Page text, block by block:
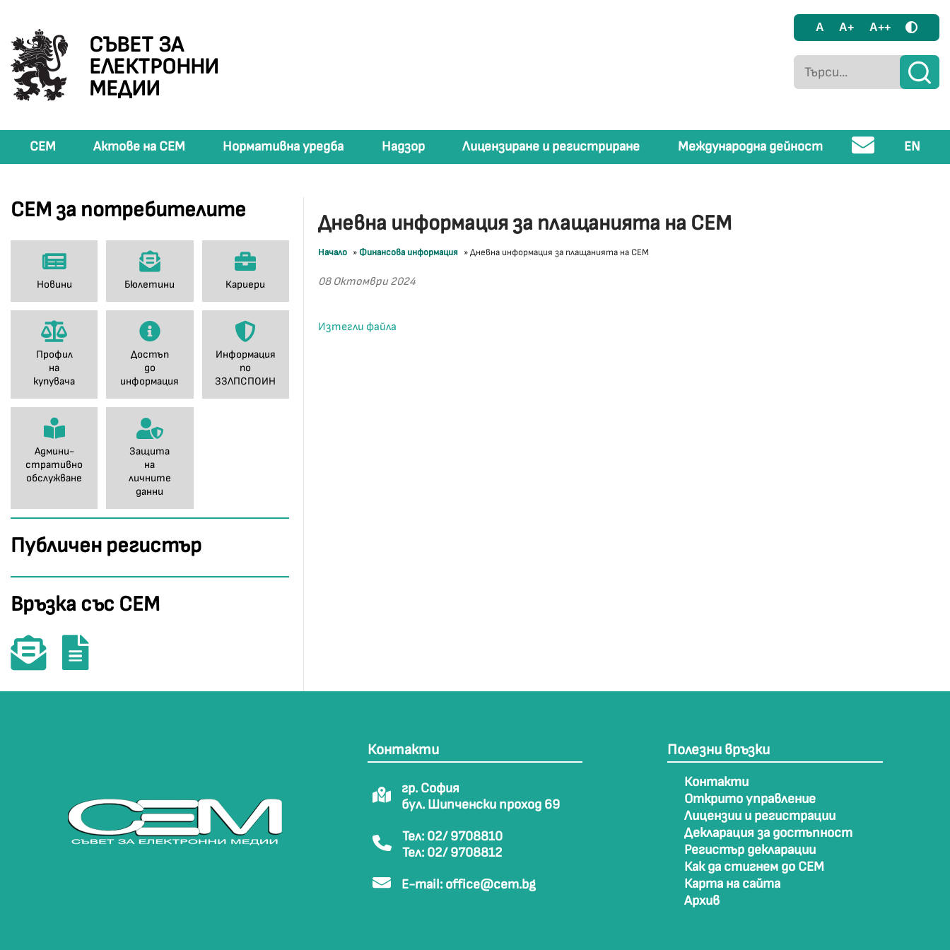
СЪВЕТ ЗА
ЕЛЕКТРОННИ
МЕДИИ
A A+ A++
СЕМ Актове на СЕМ Нормативна уредба Надзор Лицензиране и регистриране Международна дейност EN
СЕМ за потребителите
Новини Бюлетини Кариери
Профил
на
купувача
Достъп
до
информация
Информация
по
ЗЗЛПСПОИН
Админи-
стративно
обслужване
Защита
на
личните
данни
Публичен регистър
Връзка със СЕМ
Дневна информация за плащанията на СЕМ
Начало » Финансова информация »Дневна информация за плащанията на СЕМ
08 Октомври 2024
Изтегли файла
Контакти
гр. София
бул. Шипченски проход 69
Тел: 02/ 9708810
Тел: 02/ 9708812
E-mail: office@cem.bg
Полезни връзки
Контакти
Открито управление
Лицензии и регистрации
Декларация за достъпност
Регистър декларации
Как да стигнем до СЕМ
Карта на сайта
Архив